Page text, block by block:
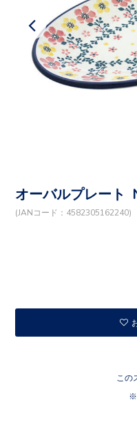
オーバルプレート
(JANコード：4582305162240)
この